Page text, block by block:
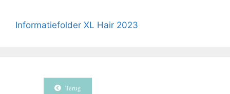
Informatiefolder XL Hair 2023
Terug